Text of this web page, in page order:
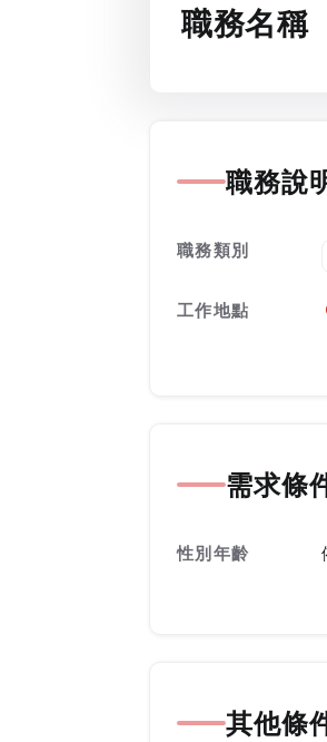
職務名稱
職務說
職務類別
工作地點
需求條
性別年齡
其他條